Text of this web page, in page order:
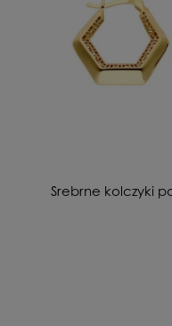
Srebrne kolczyki